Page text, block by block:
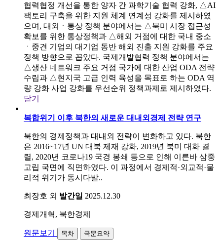
협력협정 개선을 통한 양자 간 과학기술 협력 강화, △AI
팩토리 구축을 위한 지원 체계 연계성 강화를 제시하였
으며, 대외ㆍ통상 정책 분야에서는 △북미 시장 접근성
확보를 위한 통상정책과 △해외 거점에 대한 국내 중소
ㆍ중견 기업의 대기업 동반 해외 진출 지원 강화를 주요
정책 방향으로 꼽았다. 국제개발협력 정책 분야에서는
△생산 네트워크 주요 거점 국가에 대한 산업 ODA 전략
수립과 △현지국 고급 인력 육성을 목표로 하는 ODA 역
량 강화 사업 강화를 우선순위 정책과제로 제시하였다.
닫기
복합위기 이후 북한의 새로운 대내외경제 전략 연구
북한의 경제정책과 대내외 전략이 변화하고 있다. 북한
은 2016~17년 UN 대북 제재 강화, 2019년 북미 대화 결
렬, 2020년 코로나19 국경 봉쇄 등으로 인해 이른바 삼중
고립 국면에 직면하였다. 이 과정에서 경제적·외교적·물
리적 위기가 동시다발..
최장호 외 발간일 2025.12.30
경제개혁, 북한경제
원문보기 목차 국문요약